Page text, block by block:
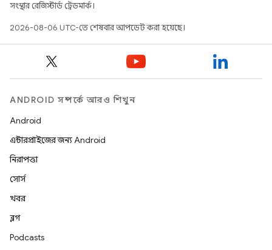
সংস্থার রেজিস্টার্ড ট্রেডমার্ক।
2026-08-06 UTC-তে শেষবার আপডেট করা হয়েছে।
ANDROID সম্পর্কে আরও শিখুন
Android
এন্টারপ্রাইজের জন্য Android
নিরাপত্তা
সোর্স
খবর
ব্লগ
Podcasts